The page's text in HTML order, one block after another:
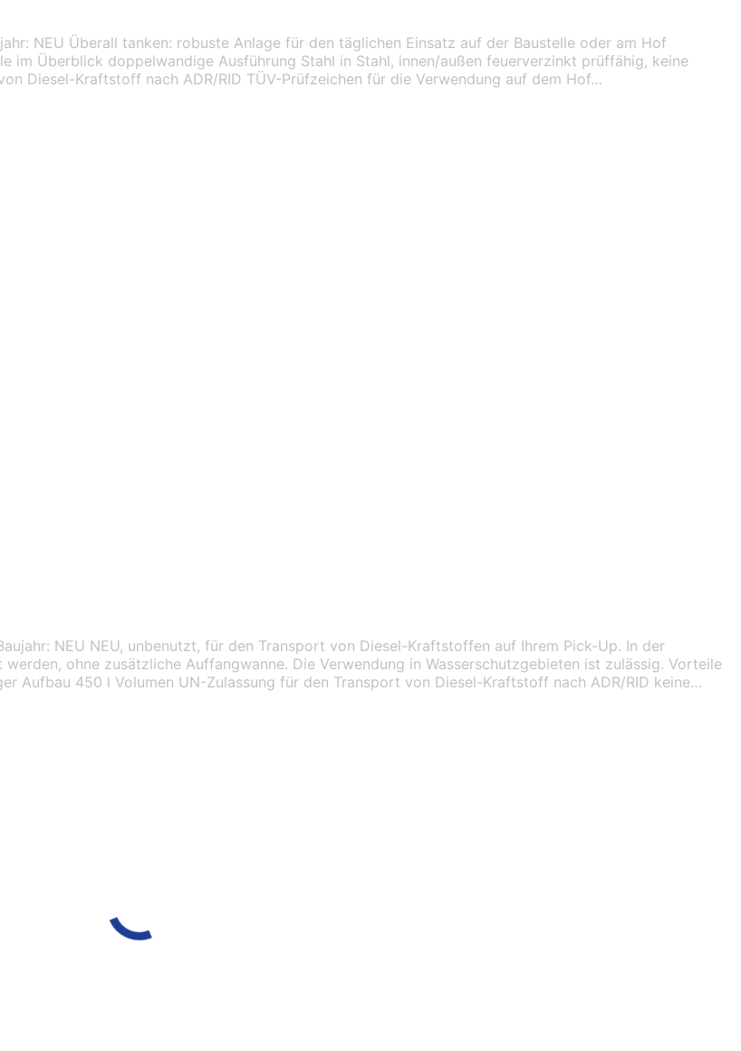
NEU Überall tanken: robuste Anlage für den täglichen Einsatz auf der Baustelle oder am Hof
im Überblick doppelwandige Ausführung Stahl in Stahl, innen/außen feuerverzinkt prüffähig, keine
Diesel-Kraftstoff nach ADR/RID TÜV-Prüfzeichen für die Verwendung auf dem Hof…
NEU NEU, unbenutzt, für den Transport von Diesel-Kraftstoffen auf Ihrem Pick-Up. In der
ohne zusätzliche Auffangwanne. Die Verwendung in Wasserschutzgebieten ist zulässig. Vorteile
Aufbau 450 l Volumen UN-Zulassung für den Transport von Diesel-Kraftstoff nach ADR/RID keine…